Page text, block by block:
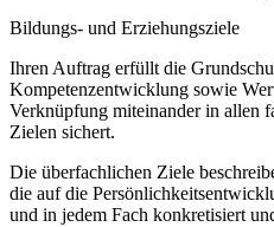
Bildungs- und Erziehungsziele
Ihren Auftrag erfüllt die
Kompetenzentwicklung sowie
Verknüpfung miteinander in allen
Zielen sichert.
Die überfachlichen Ziele
die auf die
und in jedem Fach konkretisiert